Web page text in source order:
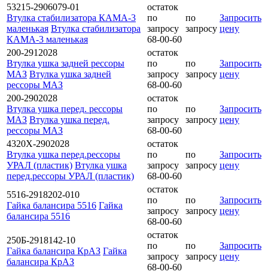
53215-2906079-01
Втулка стабилизатора КАМА-3
маленькая Втулка стабилизатора
КАМА-3 маленькая
остаток
по
запросу
68-00-60
по
запросу
Запросить
цену
200-2912028
Втулка ушка задней рессоры
МАЗ Втулка ушка задней
рессоры МАЗ
остаток
по
запросу
68-00-60
по
запросу
Запросить
цену
200-2902028
Втулка ушка перед. рессоры
МАЗ Втулка ушка перед.
рессоры МАЗ
остаток
по
запросу
68-00-60
по
запросу
Запросить
цену
4320Х-2902028
Втулка ушка перед.рессоры
УРАЛ (пластик) Втулка ушка
перед.рессоры УРАЛ (пластик)
остаток
по
запросу
68-00-60
по
запросу
Запросить
цену
5516-2918202-010
Гайка балансира 5516 Гайка
балансира 5516
остаток
по
запросу
68-00-60
по
запросу
Запросить
цену
250Б-2918142-10
Гайка балансира КрАЗ Гайка
балансира КрАЗ
остаток
по
запросу
68-00-60
по
запросу
Запросить
цену